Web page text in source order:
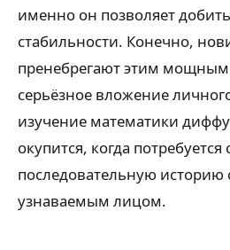
именно он позволяет
стабильности. Конечно,
пренебрегают этим
серьёзное вложение
изучение математики
окупится, когда
последовательную историю
узнаваемым лицом.